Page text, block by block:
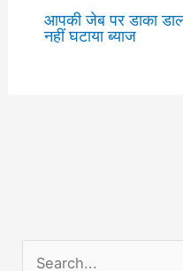
आपकी जेब पर डाका
नहीं घटाया ब्याज